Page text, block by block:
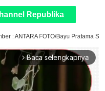
Republika
: ANTARA FOTO/Bayu Pratama S
arrow_forward_ios Baca selengkapnya